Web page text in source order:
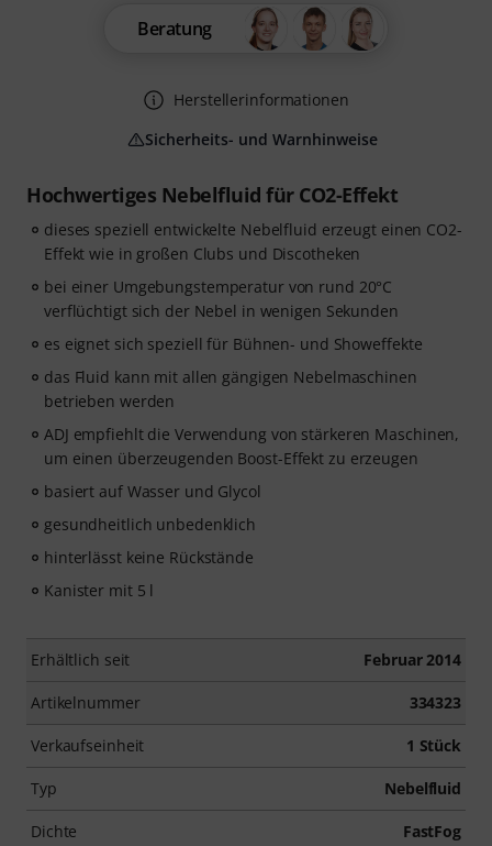
Hochwertiges Nebelfluid für CO2-Effekt
dieses speziell entwickelte Nebelfluid erzeugt einen CO2-
Effekt wie in großen Clubs und Discotheken
bei einer Umgebungstemperatur von rund 20°C
verflüchtigt sich der Nebel in wenigen Sekunden
es eignet sich speziell für Bühnen- und Showeffekte
das Fluid kann mit allen gängigen Nebelmaschinen
betrieben werden
ADJ empfiehlt die Verwendung von stärkeren Maschinen,
um einen überzeugenden Boost-Effekt zu erzeugen
basiert auf Wasser und Glycol
gesundheitlich unbedenklich
hinterlässt keine Rückstände
Kanister mit 5 l
Erhältlich seit Februar 2014
Artikelnummer 334323
Verkaufseinheit 1 Stück
Typ Nebelfluid
Dichte FastFog
Beratung
Herstellerinformationen
Sicherheits- und Warnhinweise